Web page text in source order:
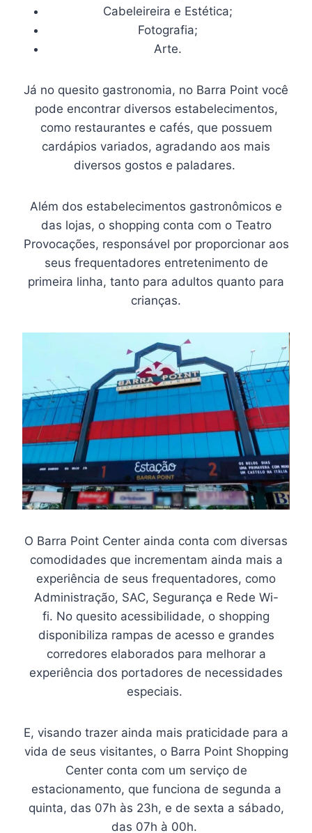
Cabeleireira e Estética;
Fotografia;
Arte.
Já no quesito gastronomia, no Barra Point você
pode encontrar diversos estabelecimentos,
como restaurantes e cafés, que possuem
cardápios variados, agradando aos mais
diversos gostos e paladares.
Além dos estabelecimentos gastronômicos e
das lojas, o shopping conta com o Teatro
Provocações, responsável por proporcionar aos
seus frequentadores entretenimento de
primeira linha, tanto para adultos quanto para
crianças.
O Barra Point Center ainda conta com diversas
comodidades que incrementam ainda mais a
experiência de seus frequentadores, como
Administração, SAC, Segurança e Rede Wi-
fi. No quesito acessibilidade, o shopping
disponibiliza rampas de acesso e grandes
corredores elaborados para melhorar a
experiência dos portadores de necessidades
especiais.
E, visando trazer ainda mais praticidade para a
vida de seus visitantes, o Barra Point Shopping
Center conta com um serviço de
estacionamento, que funciona de segunda a
quinta, das 07h às 23h, e de sexta a sábado,
das 07h à 00h.